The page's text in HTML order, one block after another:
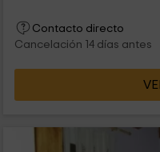
Contacto directo
Cancelación 14 días antes